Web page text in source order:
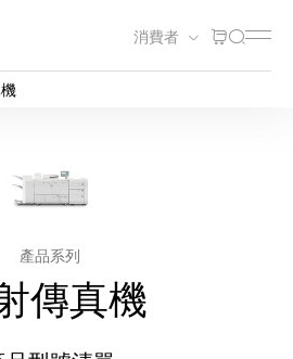
消費者
產品系列
傳真機